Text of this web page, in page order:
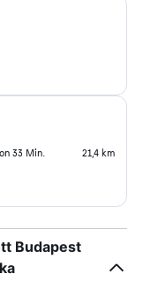
33 Min. 21,4 km
Budapest